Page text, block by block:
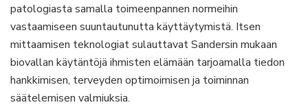
patologiasta samalla toimeenpannen normeihin
vastaamiseen suuntautunutta käyttäytymistä. Itsen
mittaamisen teknologiat sulauttavat Sandersin mukaan
biovallan käytäntöjä ihmisten elämään tarjoamalla tiedon
hankkimisen, terveyden optimoimisen ja toiminnan
säätelemisen valmiuksia.